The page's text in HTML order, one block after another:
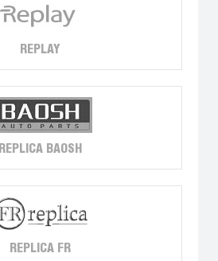
REPLAY
REPLICA BAOSH
REPLICA FR